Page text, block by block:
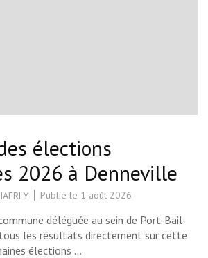
élections
2026 à Denneville
Publié le 1 août 2026
déléguée au sein de Port-Bail-
les résultats directement sur cette
élections …